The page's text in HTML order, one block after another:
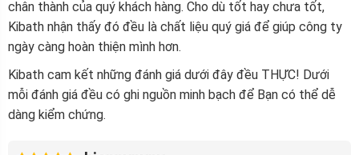
chân thành của quý khách hàng. Cho dù tốt hay chưa tốt,
Kibath nhận thấy đó đều là chất liệu quý giá để giúp công ty
ngày càng hoàn thiện mình hơn.
Kibath cam kết những đánh giá dưới đây đều THỰC! Dưới
mỗi đánh giá đều có ghi nguồn minh bạch để Bạn có thể dễ
dàng kiểm chứng.